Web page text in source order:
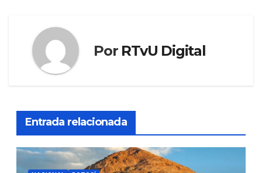
Por RTvU Digital
Entrada relacionada